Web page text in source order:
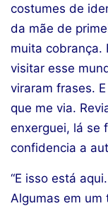
costumes de
da mãe de
muita cobrança.
visitar esse
viraram frases.
que me via.
enxerguei, lá se
confidencia a
“E isso está
Algumas em um